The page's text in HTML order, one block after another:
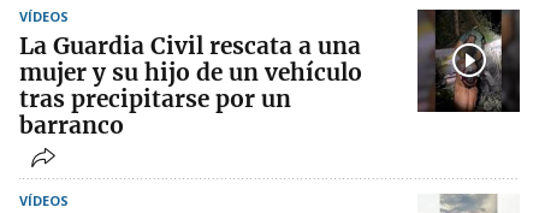
VÍDEOS
La Guardia Civil rescata a una
mujer y su hijo de un vehículo
tras precipitarse por un
barranco
VÍDEOS